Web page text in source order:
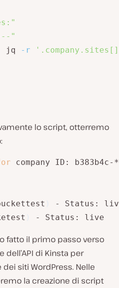
"
jq -r
lo script, otterremo
company ID:
- Status:
- Status: live
fatto il primo passo verso
dell’API di Kinsta per
siti WordPress. Nelle
la creazione di script